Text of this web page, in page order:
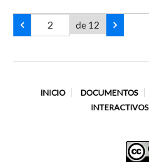
de 12
INICIO DOCUMENTOS
INTERACTIVOS